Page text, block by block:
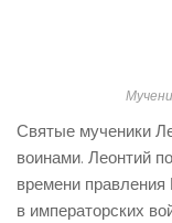
Святые мученики
воинами. Леонтий
времени
в императорских